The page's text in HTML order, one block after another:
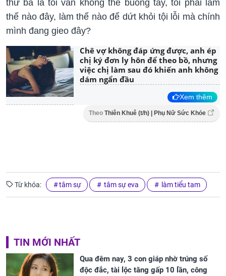
thứ ba là tôi vẫn không thể buông tay, tôi phải làm
thế nào đây, làm thế nào để dứt khỏi tội lỗi mà chính
mình đang gieo đây?
Chê vợ không đáp ứng được, anh ép
chị ký đơn ly hôn để theo bồ, nhưng
việc chị làm sau đó khiến anh không
dám ngẩn đầu
Xem thêm
Theo Thiên Khuê (t/h) | Phụ Nữ Sức Khỏe
Từ khóa: tâm sự tâm sự eva làm tiểu tam
TIN MỚI NHẤT
Qua đêm nay, 3 con giáp nhờ trúng số
độc đắc, tài lộc tăng gấp 10 lần, công